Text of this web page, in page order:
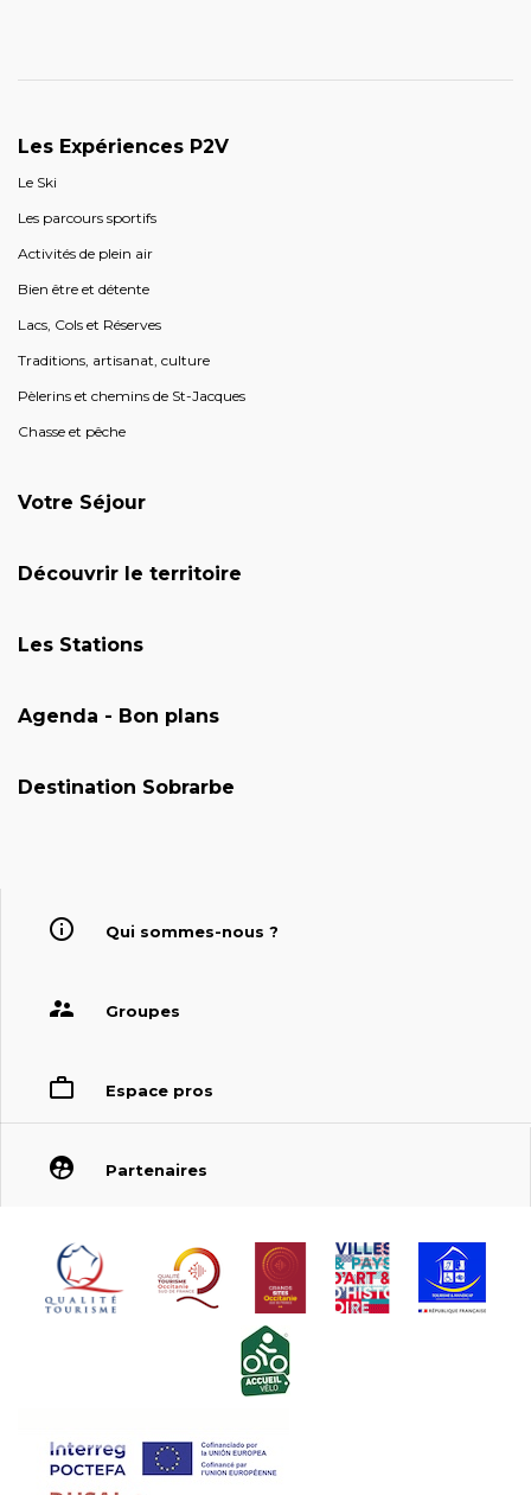
Les Expériences P2V
Le Ski
Les parcours sportifs
Activités de plein air
Bien être et détente
Lacs, Cols et Réserves
Traditions, artisanat, culture
Pèlerins et chemins de St-Jacques
Chasse et pêche
Votre Séjour
Découvrir le territoire
Les Stations
Agenda - Bon plans
Destination Sobrarbe
Qui sommes-nous ?
Groupes
Espace pros
Partenaires